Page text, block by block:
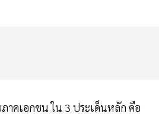
าคเอกชน ใน 3 ประเด็นหลัก คือ